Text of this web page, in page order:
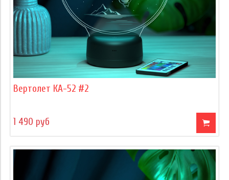
Вертолет КА-52 #2
1 490 руб